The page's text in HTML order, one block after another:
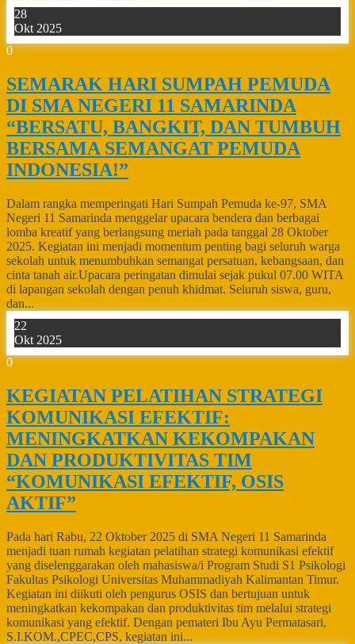
28
Okt 2025
0
SEMARAK HARI SUMPAH PEMUDA
DI SMA NEGERI 11 SAMARINDA
“BERSATU, BANGKIT, DAN TUMBUH
BERSAMA SEMANGAT PEMUDA
INDONESIA!”
Dalam rangka memperingati Hari Sumpah Pemuda ke-97, SMA
Negeri 11 Samarinda menggelar upacara bendera dan berbagai
lomba kreatif yang berlangsung meriah pada tanggal 28 Oktober
2025. Kegiatan ini menjadi momentum penting bagi seluruh warga
sekolah untuk menumbuhkan semangat persatuan, kebangsaan, dan
cinta tanah air.Upacara peringatan dimulai sejak pukul 07.00 WITA
di lapangan sekolah dengan penuh khidmat. Seluruh siswa, guru,
dan...
22
Okt 2025
0
KEGIATAN PELATIHAN STRATEGI
KOMUNIKASI EFEKTIF:
MENINGKATKAN KEKOMPAKAN
DAN PRODUKTIVITAS TIM
“KOMUNIKASI EFEKTIF, OSIS
AKTIF”
Pada hari Rabu, 22 Oktober 2025 di SMA Negeri 11 Samarinda
menjadi tuan rumah kegiatan pelatihan strategi komunikasi efektif
yang diselenggarakan oleh mahasiswa/i Program Studi S1 Psikologi
Fakultas Psikologi Universitas Muhammadiyah Kalimantan Timur.
Kegiatan ini diikuti oleh pengurus OSIS dan bertujuan untuk
meningkatkan kekompakan dan produktivitas tim melalui strategi
komunikasi yang efektif. Dengan pemateri Ibu Ayu Permatasari,
S.I.KOM.,CPEC,CPS, kegiatan ini...